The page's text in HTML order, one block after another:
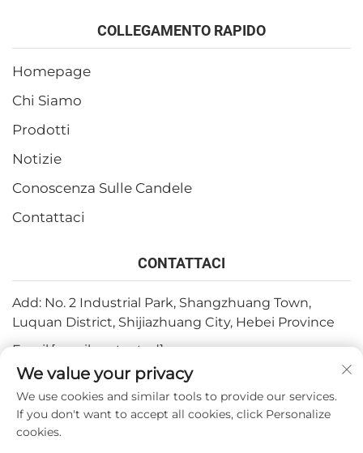
COLLEGAMENTO RAPIDO
Homepage
Chi Siamo
Prodotti
Notizie
Conoscenza Sulle Candele
Contattaci
CONTATTACI
Add: No. 2 Industrial Park, Shangzhuang Town,
Luquan District, Shijiazhuang City, Hebei Province
Email:[email protected]
Tel:+86-15932211838
Fax: +86-(0)311-67909064
We value your privacy
We use cookies and similar tools to provide our services.
If you don't want to accept all cookies, click Personalize
cookies.